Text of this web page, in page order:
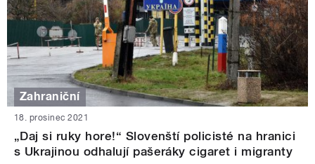
Zahraniční
18. prosinec 2021
„Daj si ruky hore!“ Slovenští policisté na hranici
s Ukrajinou odhalují pašeráky cigaret i migranty